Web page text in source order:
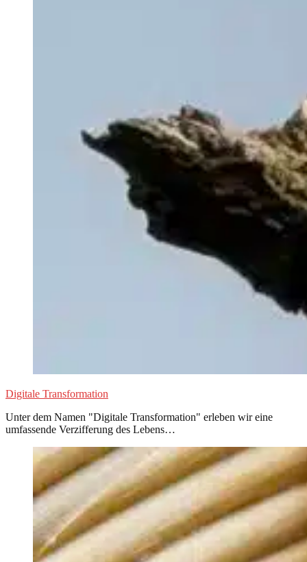
Digitale Transformation
Unter dem Namen "Digitale Transformation" erleben wir eine
umfassende Verzifferung des Lebens…